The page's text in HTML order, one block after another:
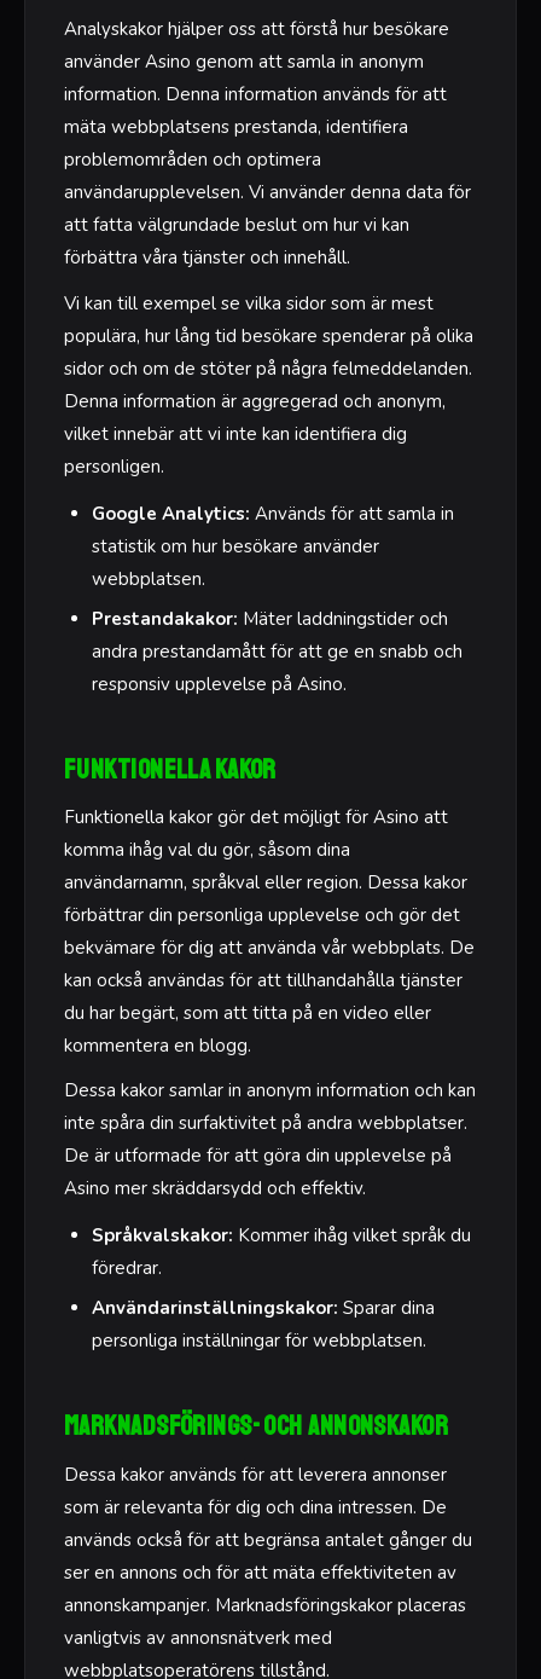
Analyskakor hjälper oss att förstå hur besökare
använder Asino genom att samla in anonym
information. Denna information används för att
mäta webbplatsens prestanda, identifiera
problemområden och optimera
användarupplevelsen. Vi använder denna data för
att fatta välgrundade beslut om hur vi kan
förbättra våra tjänster och innehåll.
Vi kan till exempel se vilka sidor som är mest
populära, hur lång tid besökare spenderar på olika
sidor och om de stöter på några felmeddelanden.
Denna information är aggregerad och anonym,
vilket innebär att vi inte kan identifiera dig
personligen.
Google Analytics: Används för att samla in
statistik om hur besökare använder
webbplatsen.
Prestandakakor: Mäter laddningstider och
andra prestandamått för att ge en snabb och
responsiv upplevelse på Asino.
Funktionella kakor
Funktionella kakor gör det möjligt för Asino att
komma ihåg val du gör, såsom dina
användarnamn, språkval eller region. Dessa kakor
förbättrar din personliga upplevelse och gör det
bekvämare för dig att använda vår webbplats. De
kan också användas för att tillhandahålla tjänster
du har begärt, som att titta på en video eller
kommentera en blogg.
Dessa kakor samlar in anonym information och kan
inte spåra din surfaktivitet på andra webbplatser.
De är utformade för att göra din upplevelse på
Asino mer skräddarsydd och effektiv.
Språkvalskakor: Kommer ihåg vilket språk du
föredrar.
Användarinställningskakor: Sparar dina
personliga inställningar för webbplatsen.
Marknadsförings- och annonskakor
Dessa kakor används för att leverera annonser
som är relevanta för dig och dina intressen. De
används också för att begränsa antalet gånger du
ser en annons och för att mäta effektiviteten av
annonskampanjer. Marknadsföringskakor placeras
vanligtvis av annonsnätverk med
webbplatsoperatörens tillstånd.